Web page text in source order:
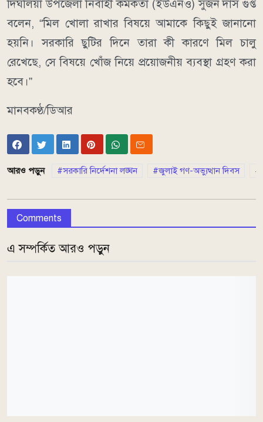
দিঘলিয়া উপজেলা নির্বাহী কর্মকর্তা (ইউএনও) সুজন দাস গুপ্ত
বলেন, “মিল খোলা রাখার বিষয়ে আমাকে কিছুই জানানো
হয়নি। সরকারি ছুটির দিনে তারা কী কারণে মিল চালু
রেখেছে, সে বিষয়ে খোঁজ নিয়ে প্রয়োজনীয় ব্যবস্থা গ্রহণ করা
হবে।”
মানবকণ্ঠ/ডিআর
আরও পড়ুন সরকারি নির্দেশনা লঙ্ঘন জুলাই গণ-অভ্যুত্থান দিবস
Comments
এ সম্পর্কিত আরও পড়ুন